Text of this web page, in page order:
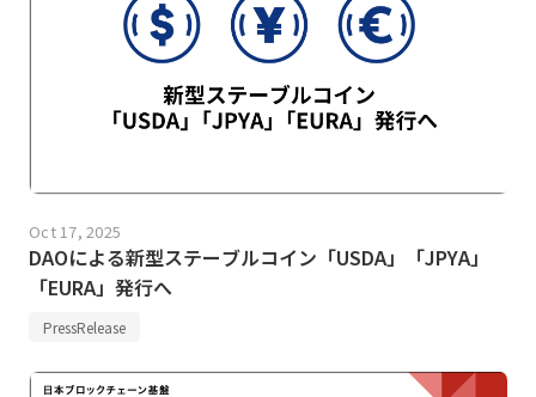
Oct 17, 2025
DAOによる新型ステーブルコイン「USDA」「JPYA」
「EURA」発行へ
PressRelease